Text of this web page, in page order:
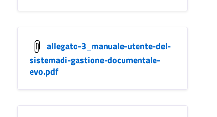
allegato-3_manuale-utente-del-
sistemadi-gastione-documentale-
evo.pdf